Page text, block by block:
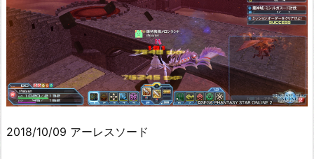
2018/10/09 アーレスソード